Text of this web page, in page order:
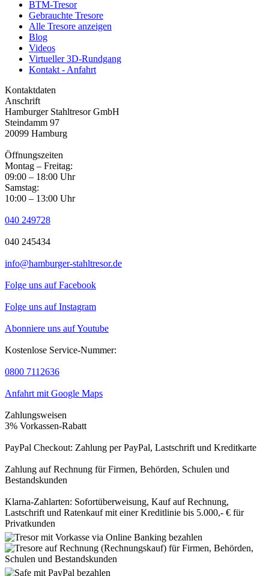
BTM-Tresor
Gebrauchte Tresore
Alle Tresore anzeigen
Blog
Videos
Virtueller 3D-Rundgang
Kontakt - Anfahrt
Kontaktdaten
Anschrift
Hamburger Stahltresor GmbH
Steindamm 97
20099 Hamburg
Öffnungszeiten
Montag – Freitag:
09:00 – 18:00 Uhr
Samstag:
10:00 – 13:00 Uhr
040 249728
040 245434
info@hamburger-stahltresor.de
Folge uns auf Facebook
Folge uns auf Instagram
Abonniere uns auf Youtube
Kostenlose Service-Nummer:
0800 7112636
Anfahrt mit Google Maps
Zahlungsweisen
3% Vorkassen-Rabatt
PayPal Checkout: Zahlung per PayPal, Lastschrift und Kreditkarte
Zahlung auf Rechnung für Firmen, Behörden, Schulen und
Bestandskunden
Klarna-Zahlarten: Sofortüberweisung, Kauf auf Rechnung,
Lastschrift und Ratenkauf mit einer Kreditlinie bis 5.000,- € für
Privatkunden